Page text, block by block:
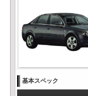
基本スペック